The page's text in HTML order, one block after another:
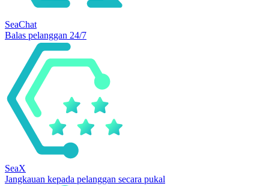
SeaChat
Balas pelanggan 24/7
SeaX
Jangkauan kepada pelanggan secara pukal